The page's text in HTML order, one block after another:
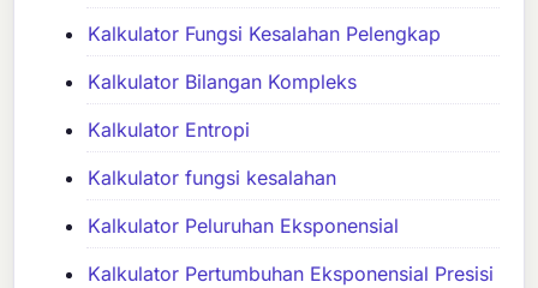
Kalkulator Fungsi Kesalahan Pelengkap
Kalkulator Bilangan Kompleks
Kalkulator Entropi
Kalkulator fungsi kesalahan
Kalkulator Peluruhan Eksponensial
Kalkulator Pertumbuhan Eksponensial Presisi